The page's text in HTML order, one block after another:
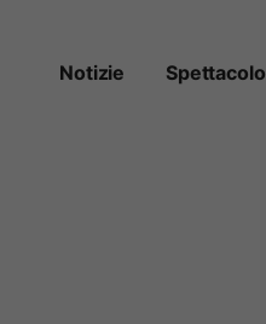
Notizie Spettacolo